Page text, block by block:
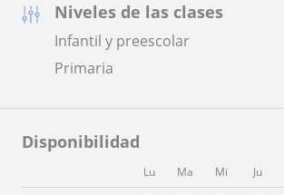
Niveles de las clases
Infantil y preescolar
Primaria
Disponibilidad
Lu Ma Mi Ju